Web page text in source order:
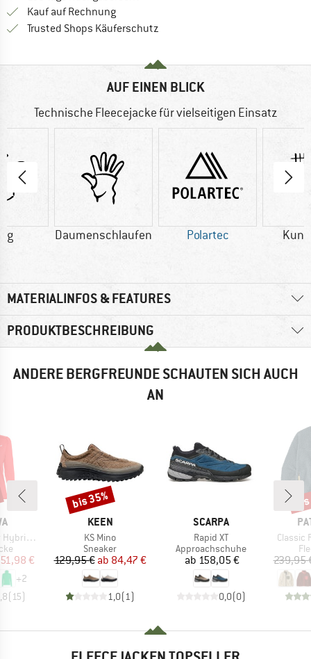
Kauf auf RechnungFinde die Zahlungs-Infos hier! Öffnet
Trusted Shops Käuferschutz
AUF EINEN BLICK
Technische Fleecejacke für vielseitigen Einsatz
g Daumenschlaufen Polartec
MATERIALINFOS & FEATURES
PRODUKTBESCHREIBUNG
ANDERE BERGFREUNDE SCHAUTEN SICH AUCH
AN
Hoody
Preis
51,98 €
+2
(15)
MARKE
KEEN
Artikel
KS Mino
Produktgruppe
Sneaker
Preis
129,95 € reduzierter Preis
ab 84,47 €
1,0(1 )
Rabatt
bis 35%
MARKE
SCARPA
Artikel
Rapid XT
Produktgruppe
Approachschuhe
Preis
ab 158,05 €
0,0(0)
Artikel
Classic
239,95